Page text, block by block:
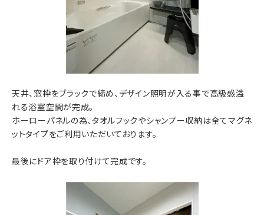
天井、窓枠をブラックで締め、デザイン照明が入る事で高級感溢
れる浴室空間が完成。
ホーローパネルの為、タオルフックやシャンプー収納は全てマグネ
ットタイプをご利用いただいております。
最後にドア枠を取り付けて完成です。